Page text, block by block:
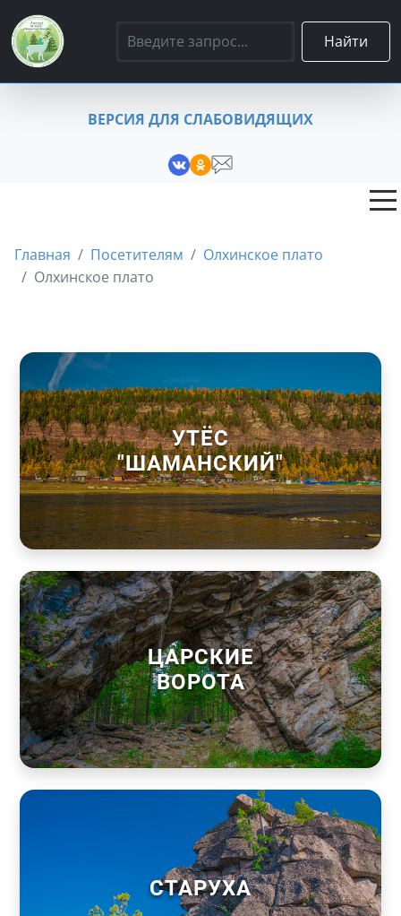
Найти
ВЕРСИЯ ДЛЯ СЛАБОВИДЯЩИХ
Главная Посетителям
Олхинское плато
Олхинское плато
УТЁС
"ШАМАНСКИЙ"
ЦАРСКИЕ
ВОРОТА
СТАРУХА